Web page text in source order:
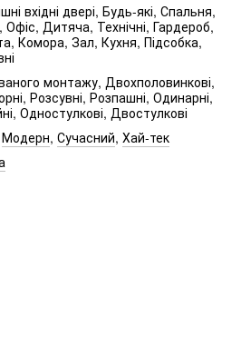
вхідні двері, Будь-які, Спальня,
Офіс, Дитяча, Технічні, Гардероб,
Комора, Зал, Кухня, Підсобка,
монтажу, Двохполовинкові,
Розсувні, Розпашні, Одинарні,
Одностулкові, Двостулкові
Модерн, Сучасний, Хай-тек